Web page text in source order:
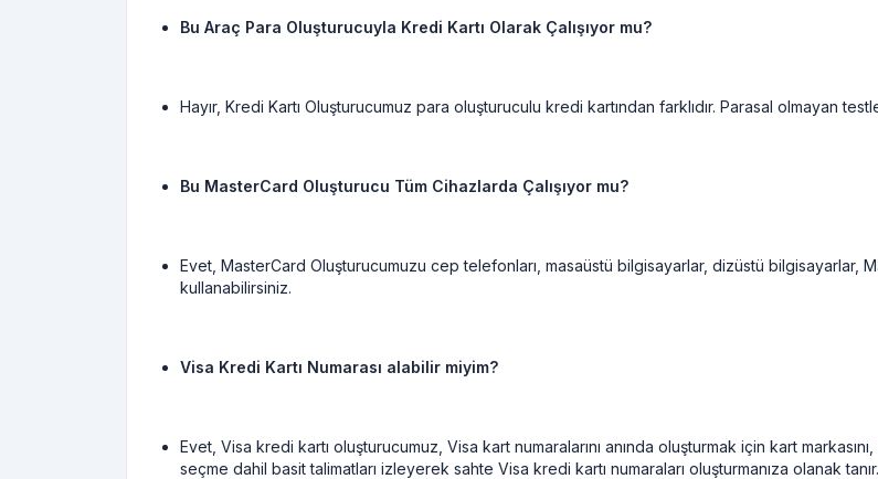
Bu Araç Para Oluşturucuyla Kredi Kartı Olarak Çalışıyor mu?
Hayır, Kredi Kartı Oluşturucumuz para oluşturuculu kredi kartından farklıdır. Parasal olmayan
Bu MasterCard Oluşturucu Tüm Cihazlarda Çalışıyor mu?
Evet, MasterCard Oluşturucumuzu cep telefonları, masaüstü bilgisayarlar, dizüstü
kullanabilirsiniz.
Visa Kredi Kartı Numarası alabilir miyim?
Evet, Visa kredi kartı oluşturucumuz, Visa kart numaralarını anında oluşturmak için kart markasını,
seçme dahil basit talimatları izleyerek sahte Visa kredi kartı numaraları oluşturmanıza olanak tanır.